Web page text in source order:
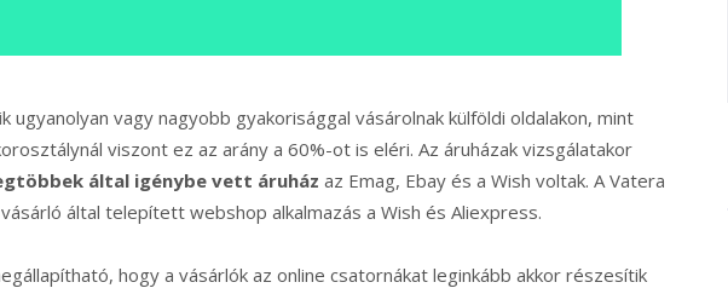
ugyanolyan vagy nagyobb gyakorisággal vásárolnak külföldi oldalakon, mint
viszont ez az arány a 60%-ot is eléri. Az áruházak vizsgálatakor
által igénybe vett áruház az Emag, Ebay és a Wish voltak. A Vatera
által telepített webshop alkalmazás a Wish és Aliexpress.
hogy a vásárlók az online csatornákat leginkább akkor részesítik